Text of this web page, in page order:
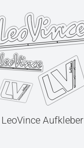
LeoVince Aufkleber